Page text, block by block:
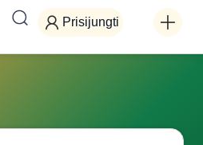
Prisijungti